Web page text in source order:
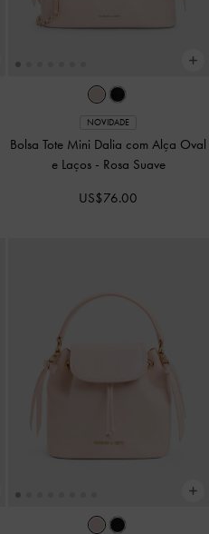
NOVIDADE
Bolsa Tote Mini Dalia com Alça Oval
e Laços - Rosa Suave
US$76.00